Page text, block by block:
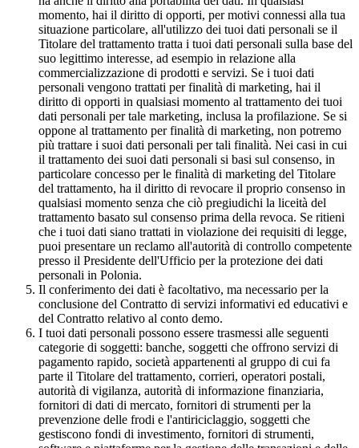
momento, hai il diritto di opporti, per motivi connessi alla tua
situazione particolare, all'utilizzo dei tuoi dati personali se il
Titolare del trattamento tratta i tuoi dati personali sulla base del
suo legittimo interesse, ad esempio in relazione alla
commercializzazione di prodotti e servizi. Se i tuoi dati
personali vengono trattati per finalità di marketing, hai il
diritto di opporti in qualsiasi momento al trattamento dei tuoi
dati personali per tale marketing, inclusa la profilazione. Se si
oppone al trattamento per finalità di marketing, non potremo
più trattare i suoi dati personali per tali finalità. Nei casi in cui
il trattamento dei suoi dati personali si basi sul consenso, in
particolare concesso per le finalità di marketing del Titolare
del trattamento, ha il diritto di revocare il proprio consenso in
qualsiasi momento senza che ciò pregiudichi la liceità del
trattamento basato sul consenso prima della revoca. Se ritieni
che i tuoi dati siano trattati in violazione dei requisiti di legge,
puoi presentare un reclamo all'autorità di controllo competente
presso il Presidente dell'Ufficio per la protezione dei dati
personali in Polonia.
Il conferimento dei dati è facoltativo, ma necessario per la
conclusione del Contratto di servizi informativi ed educativi e
del Contratto relativo al conto demo.
I tuoi dati personali possono essere trasmessi alle seguenti
categorie di soggetti: banche, soggetti che offrono servizi di
pagamento rapido, società appartenenti al gruppo di cui fa
parte il Titolare del trattamento, corrieri, operatori postali,
autorità di vigilanza, autorità di informazione finanziaria,
fornitori di dati di mercato, fornitori di strumenti per la
prevenzione delle frodi e l'antiriciclaggio, soggetti che
gestiscono fondi di investimento, fornitori di strumenti,